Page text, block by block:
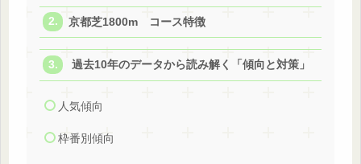
京都芝1800m コース特徴
過去10年のデータから読み解く「傾向と対策」
人気傾向
枠番別傾向